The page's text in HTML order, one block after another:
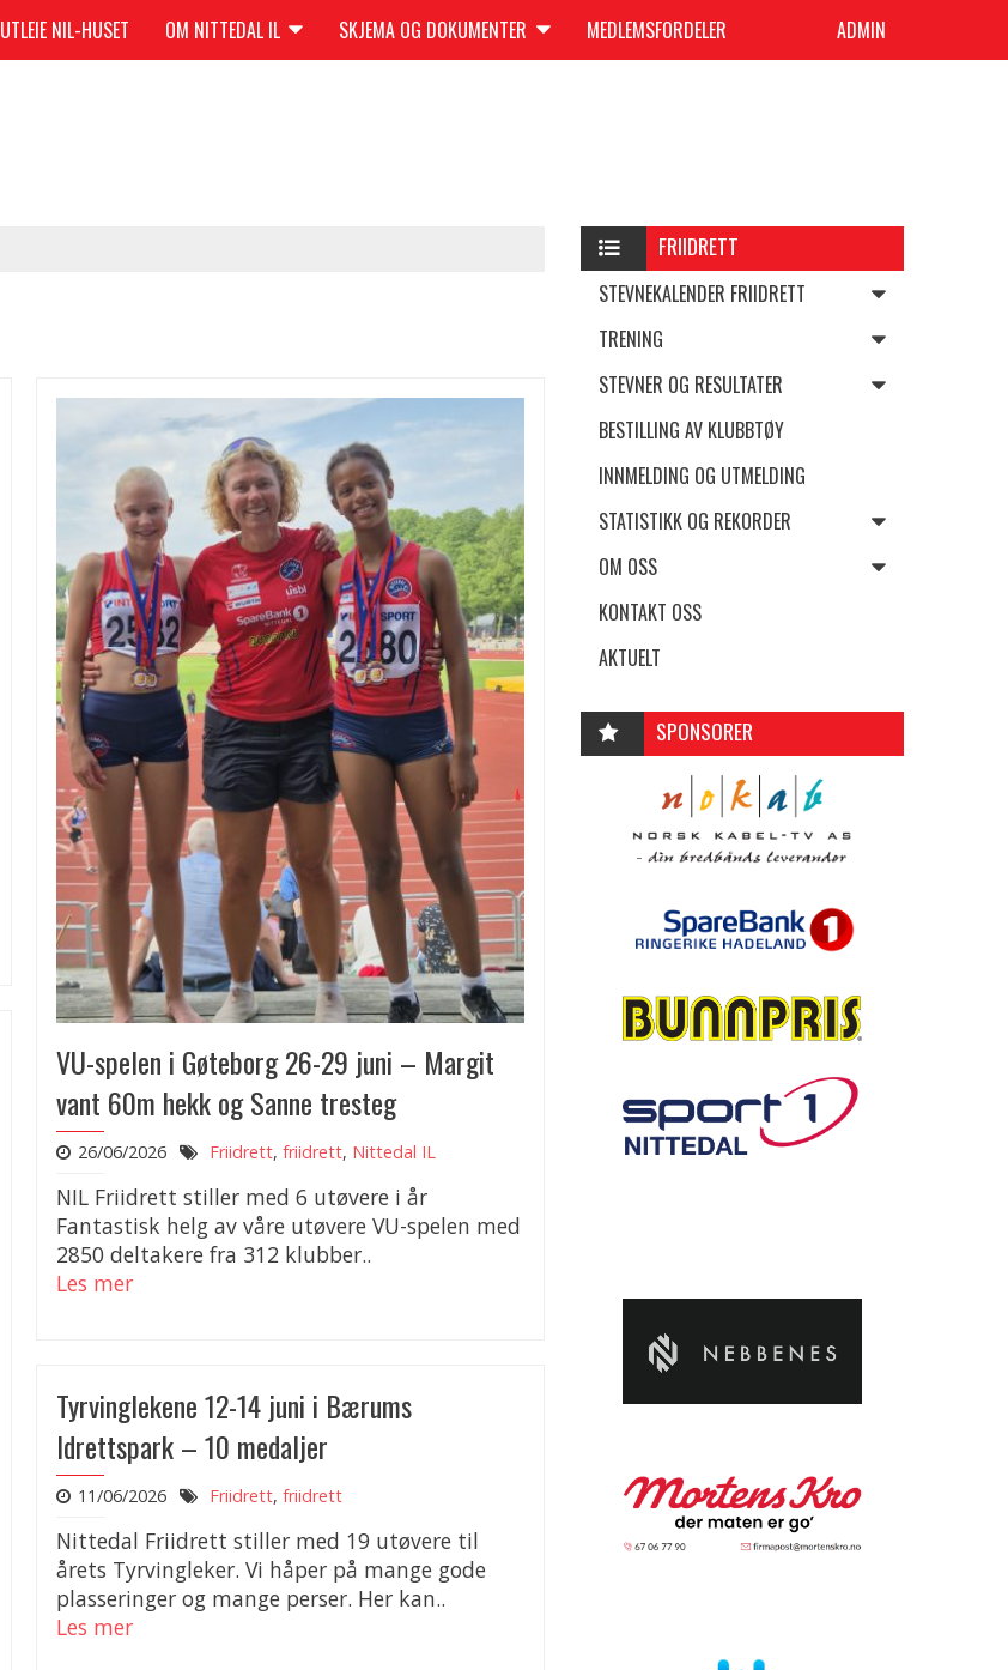
UTLEIE NIL-HUSET OM NITTEDAL IL SKJEMA OG DOKUMENTER MEDLEMSFORDELER ADMIN
VU-spelen i Gøteborg 26-29 juni – Margit
vant 60m hekk og Sanne tresteg
26/06/2026 Friidrett, friidrett, Nittedal IL
NIL Friidrett stiller med 6 utøvere i år
Fantastisk helg av våre utøvere VU-spelen med
2850 deltakere fra 312 klubber..
Les mer
Tyrvinglekene 12-14 juni i Bærums
Idrettspark – 10 medaljer
11/06/2026 Friidrett, friidrett
Nittedal Friidrett stiller med 19 utøvere til
årets Tyrvingleker. Vi håper på mange gode
plasseringer og mange perser. Her kan..
Les mer
FRIIDRETT
STEVNEKALENDER FRIIDRETT
TRENING
STEVNER OG RESULTATER
BESTILLING AV KLUBBTØY
INNMELDING OG UTMELDING
STATISTIKK OG REKORDER
OM OSS
KONTAKT OSS
AKTUELT
SPONSORER